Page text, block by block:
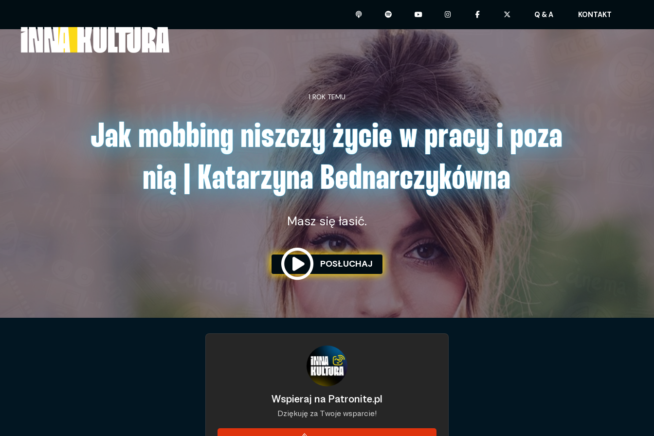
Q & A KONTAKT
1 ROK TEMU
Jak mobbing niszczy życie w pracy i poza
nią | Katarzyna Bednarczykówna
Masz się łasić.
POSŁUCHAJ